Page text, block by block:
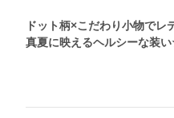
ドット柄×こだわり小物でレ
真夏に映えるヘルシーな装